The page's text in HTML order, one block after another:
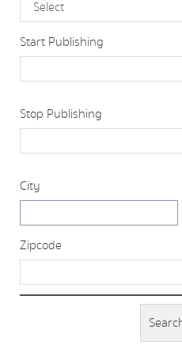
Start Publishing
Stop Publishing
City
Zipcode